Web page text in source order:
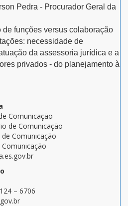
Pedra - Procurador Geral da
de funções versus colaboração
necessidade de
da assessoria jurídica e a
privados - do planejamento à
Comunicação
de Comunicação
Comunicação
– 6706